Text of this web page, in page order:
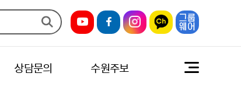
상담문의 수원주보